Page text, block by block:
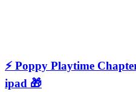
⚡️ Poppy Playtime
ipad 🎁